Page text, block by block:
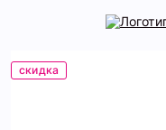
скидка